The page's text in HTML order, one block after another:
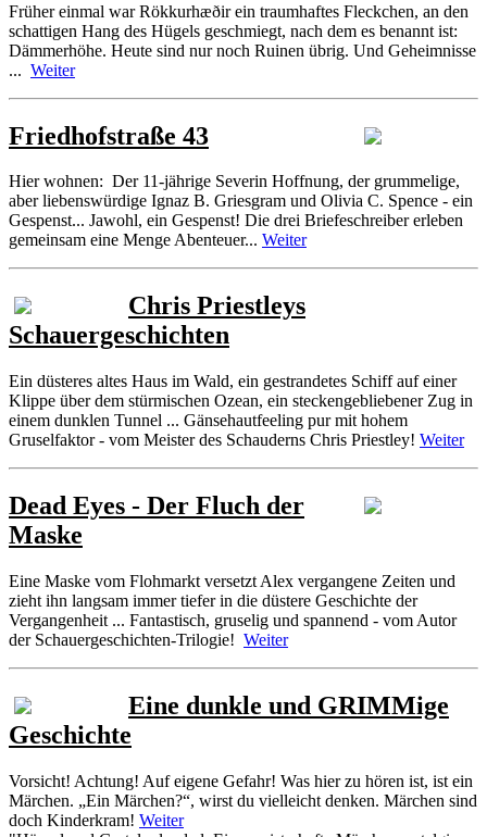
Früher einmal war Rökkurhæðir ein traumhaftes Fleckchen, an den
schattigen Hang des Hügels geschmiegt, nach dem es benannt ist:
Dämmerhöhe. Heute sind nur noch Ruinen übrig. Und Geheimnisse
... Weiter
Friedhofstraße 43
Hier wohnen: Der 11-jährige Severin Hoffnung, der grummelige,
aber liebenswürdige Ignaz B. Griesgram und Olivia C. Spence - ein
Gespenst... Jawohl, ein Gespenst! Die drei Briefeschreiber erleben
gemeinsam eine Menge Abenteuer... Weiter
Chris Priestleys
Schauergeschichten
Ein düsteres altes Haus im Wald, ein gestrandetes Schiff auf einer
Klippe über dem stürmischen Ozean, ein steckengebliebener Zug in
einem dunklen Tunnel ... Gänsehautfeeling pur mit hohem
Gruselfaktor - vom Meister des Schauderns Chris Priestley! Weiter
Dead Eyes - Der Fluch der
Maske
Eine Maske vom Flohmarkt versetzt Alex vergangene Zeiten und
zieht ihn langsam immer tiefer in die düstere Geschichte der
Vergangenheit ... Fantastisch, gruselig und spannend - vom Autor
der Schauergeschichten-Trilogie! Weiter
Eine dunkle und GRIMMige
Geschichte
Vorsicht! Achtung! Auf eigene Gefahr! Was hier zu hören ist, ist ein
Märchen. „Ein Märchen?“, wirst du vielleicht denken. Märchen sind
doch Kinderkram! Weiter